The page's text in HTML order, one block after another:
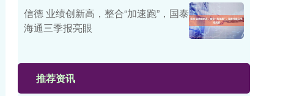
信德 业绩创新高，整合“加速跑”，国泰
海通三季报亮眼
推荐资讯